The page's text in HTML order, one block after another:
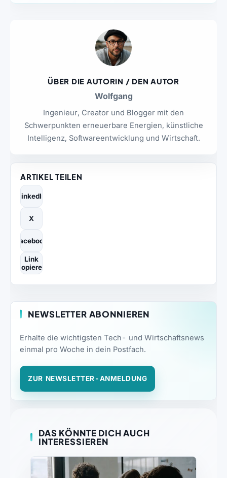
ÜBER DIE AUTORIN / DEN AUTOR
Wolfgang
Ingenieur, Creator und Blogger mit den
Schwerpunkten erneuerbare Energien, künstliche
Intelligenz, Softwareentwicklung und Wirtschaft.
ARTIKEL TEILEN
LinkedIn
X
Facebook
Link
kopieren
NEWSLETTER ABONNIEREN
Erhalte die wichtigsten Tech- und Wirtschaftsnews
einmal pro Woche in dein Postfach.
ZUR NEWSLETTER-ANMELDUNG
DAS KÖNNTE DICH AUCH
INTERESSIEREN